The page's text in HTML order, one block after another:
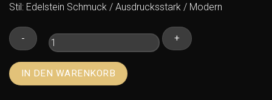
Stil: Edelstein Schmuck / Ausdrucksstark / Modern
Shattuckit
Armband
IN DEN WARENKORB